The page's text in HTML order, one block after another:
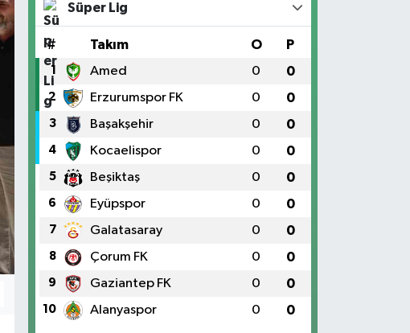
Süper Lig
# Takım O P
1 Amed 0 0
2 Erzurumspor FK 0 0
3 Başakşehir 0 0
4 Kocaelispor 0 0
5 Beşiktaş 0 0
6 Eyüpspor 0 0
7 Galatasaray 0 0
8 Çorum FK 0 0
9 Gaziantep FK 0 0
10 Alanyaspor 0 0